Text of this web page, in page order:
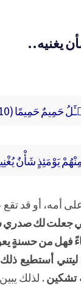
يغنيه..
حَمِيمٌ حَمِيمًا (10)﴾
يَوْمَئِذٍ شَأْنٌ
أمه، أو قد
جعلت لك صدري
فهل من حسنةٍ
أستطيع ذلك
تشكين. لذلك